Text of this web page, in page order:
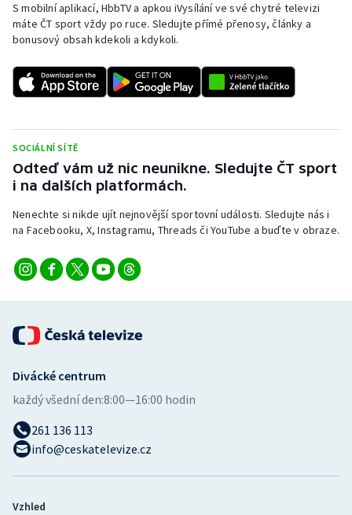
S mobilní aplikací, HbbTV a apkou iVysílání ve své chytré televizi
máte ČT sport vždy po ruce. Sledujte přímé přenosy, články a
bonusový obsah kdekoli a kdykoli.
SOCIÁLNÍ SÍTĚ
Odteď vám už nic neunikne. Sledujte ČT sport
i na dalších platformách.
Nenechte si nikde ujít nejnovější sportovní události. Sledujte nás i
na Facebooku, X, Instagramu, Threads či YouTube a buďte v obraze.
Divácké centrum
každý všední den:8:00—16:00 hodin
261 136 113
info@ceskatelevize.cz
Vzhled